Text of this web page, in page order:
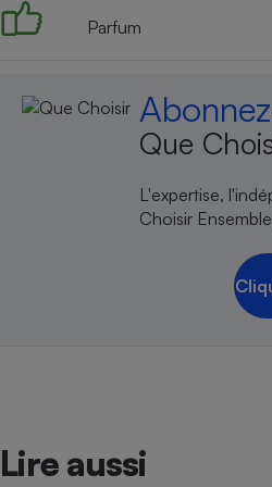
Parfum
Que
L'expertise,
Choisir
Lire aussi